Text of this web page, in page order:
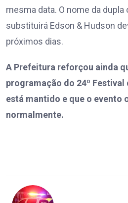
mesma data. O nome da dupla
substituirá Edson & Hudson
próximos dias.
A Prefeitura reforçou ainda
programação do 24º Festival
está mantido e que o evento
normalmente.